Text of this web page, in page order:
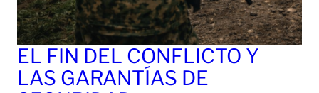
EL FIN DEL CONFLICTO Y
LAS GARANTÍAS DE